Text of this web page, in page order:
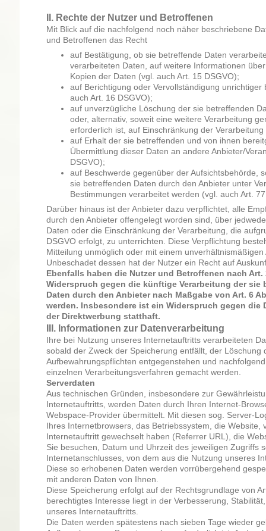
II. Rechte der Nutzer und Betroffenen
Mit Blick auf die nachfolgend noch näher beschriebene
und Betroffenen das Recht
auf Bestätigung, ob sie betreffende Daten
verarbeiteten Daten, auf weitere Informationen
Kopien der Daten (vgl. auch Art. 15 DSGVO);
auf Berichtigung oder Vervollständigung unrichtiger
auch Art. 16 DSGVO);
auf unverzügliche Löschung der sie betreffenden
oder, alternativ, soweit eine weitere Verarbeitung
erforderlich ist, auf Einschränkung der
auf Erhalt der sie betreffenden und von ihnen
Übermittlung dieser Daten an andere Anbieter/
DSGVO);
auf Beschwerde gegenüber der Aufsichtsbehörde,
sie betreffenden Daten durch den Anbieter unter
Bestimmungen verarbeitet werden (vgl. auch Art.
Darüber hinaus ist der Anbieter dazu verpflichtet, alle
durch den Anbieter offengelegt worden sind, über
Daten oder die Einschränkung der Verarbeitung, die
DSGVO erfolgt, zu unterrichten. Diese Verpflichtung
Mitteilung unmöglich oder mit einem
Unbeschadet dessen hat der Nutzer ein Recht auf
Ebenfalls haben die Nutzer und Betroffenen nach Art.
Widerspruch gegen die künftige Verarbeitung der sie
Daten durch den Anbieter nach Maßgabe von Art. 6
werden. Insbesondere ist ein Widerspruch gegen die
der Direktwerbung statthaft.
III. Informationen zur Datenverarbeitung
Ihre bei Nutzung unseres Internetauftritts verarbeiteten
sobald der Zweck der Speicherung entfällt, der Löschung
Aufbewahrungspflichten entgegenstehen und
einzelnen Verarbeitungsverfahren gemacht werden.
Serverdaten
Aus technischen Gründen, insbesondere zur
Internetauftritts, werden Daten durch Ihren Internet-
Webspace-Provider übermittelt. Mit diesen sog. Server-
Ihres Internetbrowsers, das Betriebssystem, die Website,
Internetauftritt gewechselt haben (Referrer URL), die
Sie besuchen, Datum und Uhrzeit des jeweiligen Zugriffs
Internetanschlusses, von dem aus die Nutzung unseres
Diese so erhobenen Daten werden vorrübergehend
mit anderen Daten von Ihnen.
Diese Speicherung erfolgt auf der Rechtsgrundlage von
berechtigtes Interesse liegt in der Verbesserung,
unseres Internetauftritts.
Die Daten werden spätestens nach sieben Tage wieder